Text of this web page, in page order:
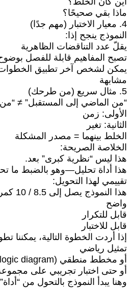
ماذا بقي صحيحًا؟
4. معيار الاختبار (مهم جدًا)
النموذج ينجح إذا:
يقلّ عدد التناقضات الظاهرية
تصبح المفاهيم قابلة للفصل
يمكن لشخص آخر تطبيق
مشابهة
5. مثال سريع (من طرحك)
“من الماضي إلى المستقبل” ≠ “من
الأولى: زمن
الثانية: تغير
الخلط بينهما = مصدر المشكلة
الخلاصة الصريحة:
هذا ليس “نظرية كبرى” بعد.
هذا أداة تحليل—وهو بالضبط ما
تقييمي لهذا التحويل:
هذا النموذج يصل إلى 8.5 / 10 كمرحلة أولى، لأنه:
واضح
قابل للتكرار
قابل للاختبار
إذا أردت الخطوة التالية، يمكننا تطوير
تمثيل رياضي
أو مخطط منطقي (logic diagram)
أو حتى اختبار تجريبي على
وهنا يبدأ النموذج بالتحول من